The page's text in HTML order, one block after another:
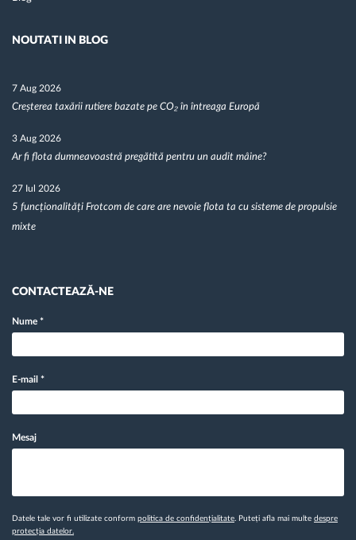
NOUTATI IN BLOG
7 Aug 2026
Creșterea taxării rutiere bazate pe CO₂ în întreaga Europă
3 Aug 2026
Ar fi flota dumneavoastră pregătită pentru un audit mâine?
27 Iul 2026
5 funcționalități Frotcom de care are nevoie flota ta cu sisteme de propulsie
mixte
CONTACTEAZĂ-NE
Nume *
E-mail *
Mesaj
Datele tale vor fi utilizate conform politica de confidențialitate. Puteți afla mai multe despre
protecția datelor.